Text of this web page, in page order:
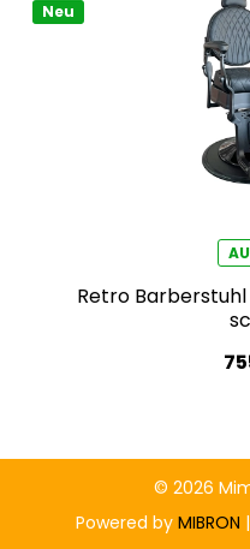
Neu
Retro Barberstuhl
© 2026
Powered by MIBRON